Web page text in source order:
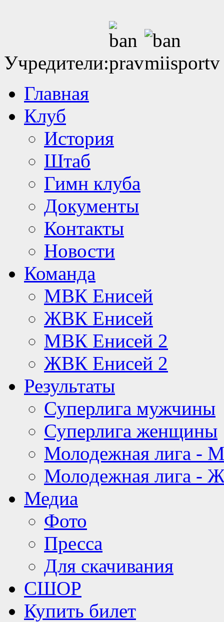
Учредители:
Главная
Клуб
История
Штаб
Гимн клуба
Документы
Контакты
Новости
Команда
МВК Енисей
ЖВК Енисей
МВК Енисей 2
ЖВК Енисей 2
Результаты
Суперлига мужчины
Суперлига женщины
Молодежная лига -
Молодежная лига -
Медиа
Фото
Пресса
Для скачивания
СШОР
Купить билет